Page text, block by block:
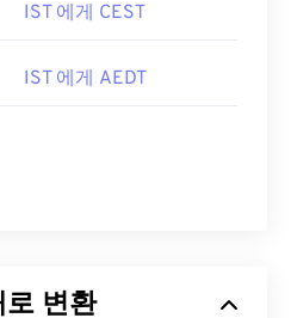
IST 에게 CEST
IST 에게 AEDT
로 변환